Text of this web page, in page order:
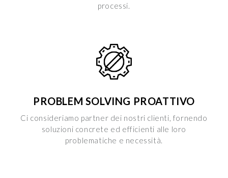
processi.
PROBLEM SOLVING PROATTIVO
Ci consideriamo partner dei nostri clienti, fornendo
soluzioni concrete ed efficienti alle loro
problematiche e necessità.